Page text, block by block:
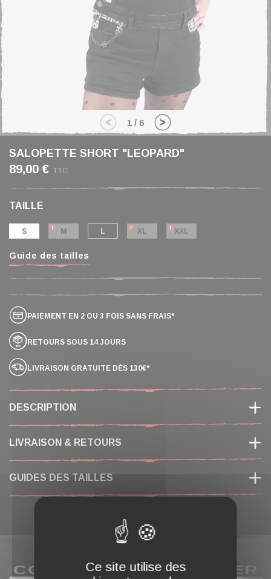
1 / 6
SALOPETTE SHORT "LEOPARD"
89,00 € TTC
TAILLE
S M L XL XXL
Guide des tailles
LIVRAISON GRATUITE DÈS 130€*
RETOURS SOUS 14 JOURS
PAIEMENT EN 2 OU 3 FOIS SANS FRAIS*
DESCRIPTION
LIVRAISON & RETOURS
GUIDES DES TAILLES
COMPLÉTER MON PANIER
Ce site utilise des